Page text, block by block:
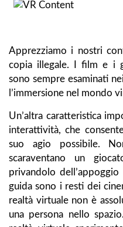
Apprezziamo i nostri
copia illegale. I film e i
sono sempre esaminati
l’immersione nel mondo
Un’altra caratteristica
interattività, che
suo agio possibile.
scaraventano un
privandolo
guida sono i resti dei
realtà virtuale non è
una persona nello